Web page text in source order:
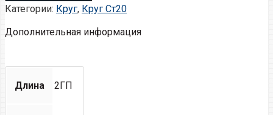
Категории: Круг, Круг Ст20
Дополнительная информация
Длина 2ГП